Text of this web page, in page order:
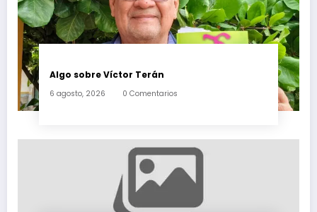
Algo sobre Víctor Terán
6 agosto, 2026 0 Comentarios